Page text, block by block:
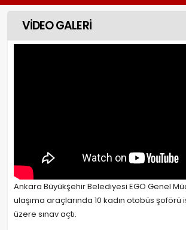
VİDEO GALERİ
Ankara Büyükşehir Belediyesi EGO Genel
ulaşıma araçlarında 10 kadın otobüs
üzere sınav açtı.